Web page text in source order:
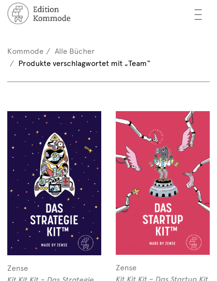
—
—
—
/ Registrieren
(0)
Kommode
Alle Bücher
Produkte verschlagwortet mit „Team“
Zense
Zense